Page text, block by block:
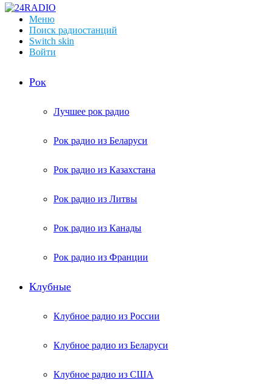
Меню
Поиск радиостанций
Switch skin
Войти
Рок
Лучшее рок радио
Рок радио из Беларуси
Рок радио из Казахстана
Рок радио из Литвы
Рок радио из Канады
Рок радио из Франции
Клубные
Клубное радио из России
Клубное радио из Беларуси
Клубное радио из США